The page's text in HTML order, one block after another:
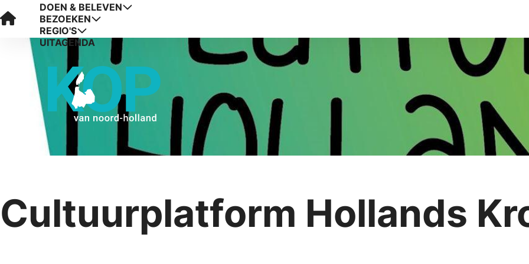
Visit Kop van Holland
DOEN & BELEVEN
BEZOEKEN
REGIO'S
UITAGENDA
Cultuurplatform Hollands